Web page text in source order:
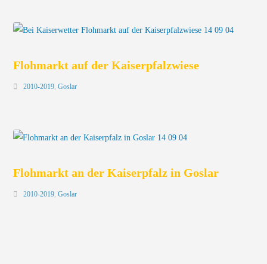
Flohmarkt auf der Kaiserpfalzwiese
2010-2019,Goslar
Flohmarkt an der Kaiserpfalz in Goslar
2010-2019,Goslar